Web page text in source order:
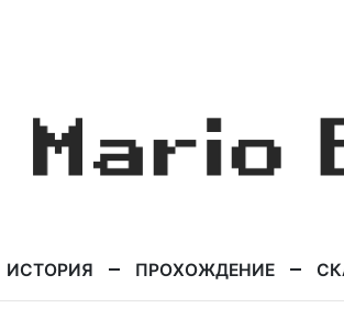
ИСТОРИЯ ПРОХОЖДЕНИЕ